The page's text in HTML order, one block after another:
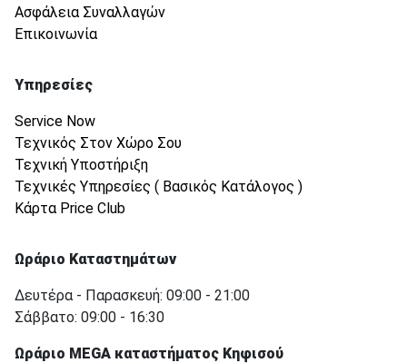
Ασφάλεια Συναλλαγών
Επικοινωνία
Υπηρεσίες
Service Now
Τεχνικός Στον Χώρο Σου
Τεχνική Υποστήριξη
Τεχνικές Υπηρεσίες ( Βασικός Κατάλογος )
Κάρτα Price Club
Ωράριο Καταστημάτων
Δευτέρα - Παρασκευή: 09:00 - 21:00
Σάββατο: 09:00 - 16:30
Ωράριο MEGA καταστήματος Κηφισού